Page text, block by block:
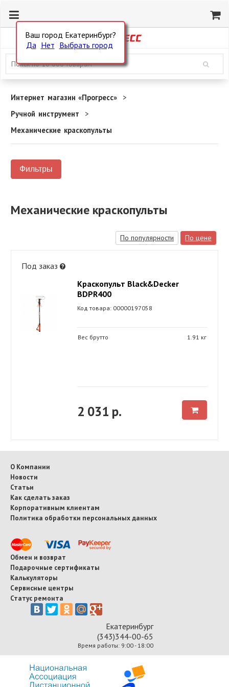
Ваш город Екатеринбург?
Да Нет Выбрать город
Интернет магазин «Прогресс»
Ручной инструмент
Механические краскопульты
Фильтры
Механические краскопульты
По популярности По цене
Под заказ
Краскопульт Black&Decker
BDPR400
Код товара: 00000197058
Вес брутто 1.91 кг
2 031 р.
О Компании
Новости
Статьи
Как сделать заказ
Корпоративным клиентам
Политика обработки персональных данных
Обмен и возврат
Подарочные сертификаты
Калькуляторы
Сервисные центры
Статус ремонта
Екатеринбург
(343)344-00-65
Время работы: 9:00 - 18:00